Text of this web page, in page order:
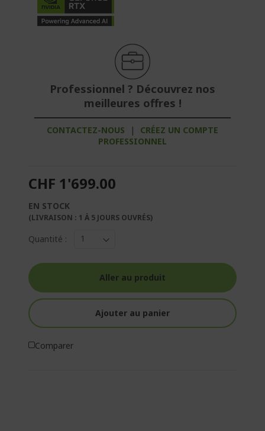
Professionnel ? Découvrez nos
meilleures offres !
CONTACTEZ-NOUS |
CRÉEZ UN COMPTE
PROFESSIONNEL
CHF 1'699.00
EN STOCK
(LIVRAISON : 1 À 5 JOURS OUVRÉS)
Quantité :
Aller au produit
Ajouter au panier
Comparer